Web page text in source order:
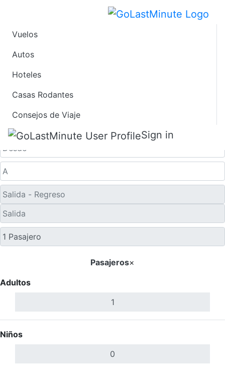
Vuelos
Autos
Hoteles
Casas Rodantes
Consejos de Viaje
Sign in
Ofertas de Viaje de
Último Minuto a
Amberes
Solo ida
Pasajeros×
Adultos
Niños